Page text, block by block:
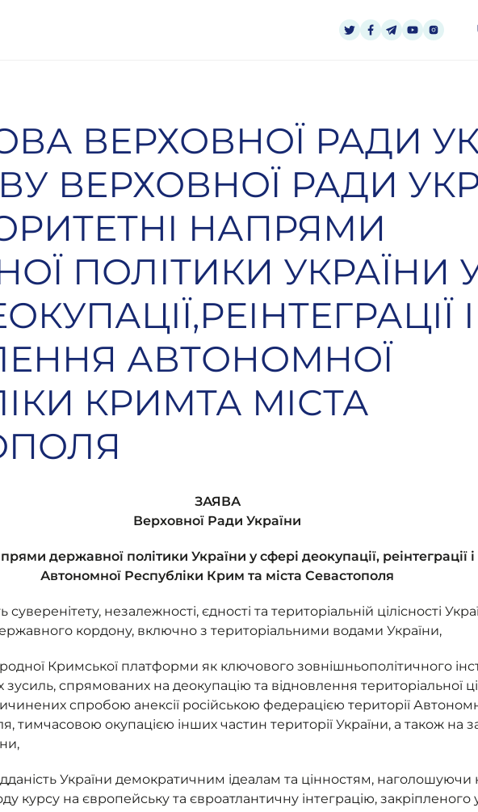
ВЕРХОВНОЇ РАДИ
ВЕРХОВНОЇ РАДИ
НАПРЯМИ
ПОЛІТИКИ УКРАЇНИ
І
АВТОНОМНОЇ
КРИМТА МІСТА
ЗАЯВА
Верховної Ради України
державної політики України у сфері деокупації, реінтеграції
Автономної Республіки Крим та міста Севастополя
суверенітету, незалежності, єдності та територіальній цілісності
кордону, включно з територіальними водами України,
Кримської платформи як ключового зовнішньополітичного
зусиль, спрямованих на деокупацію та відновлення територіальної
спробою анексії російською федерацією території
тимчасовою окупацією інших частин території України, а також на
України демократичним ідеалам та цінностям,
курсу на європейську та євроатлантичну інтеграцію, закріпленого